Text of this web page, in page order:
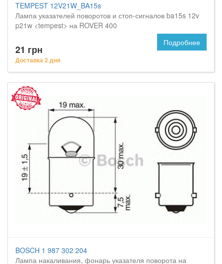
TEMPEST 12V21W_BA15s
Лампа указателей поворотов и стоп-сигналов ba15s 12v
p21w <tempest> на ROVER 400
21 грн
Доставка 2 дня
Подробнее
BOSCH 1 987 302 204
Лампа накаливания, фонарь указателя поворота на